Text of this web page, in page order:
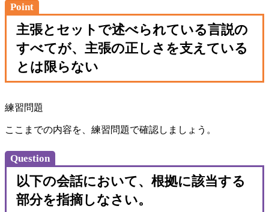
Point
主張とセットで述べられている言説の
すべてが、主張の正しさを支えている
とは限らない
練習問題
ここまでの内容を、練習問題で確認しましょう。
Question
以下の会話において、根拠に該当する
部分を指摘しなさい。